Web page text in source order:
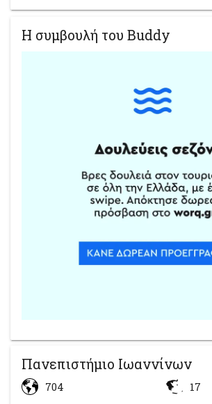
Η συμβουλή του Buddy
Πανεπιστήμιο Ιωαννίνων
704 17